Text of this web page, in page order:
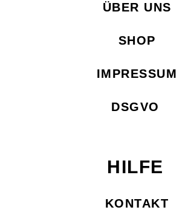
ÜBER UNS
SHOP
IMPRESSUM
DSGVO
HILFE
KONTAKT